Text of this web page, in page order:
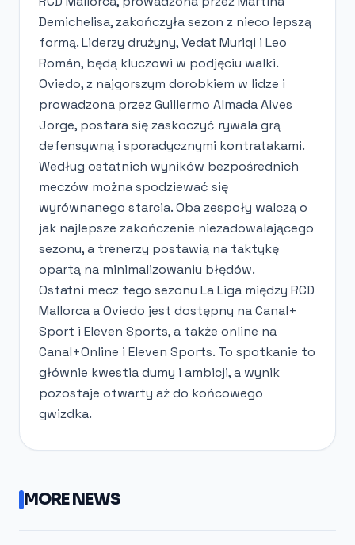
Demichelisa, zakończyła sezon z nieco lepszą
formą. Liderzy drużyny, Vedat Muriqi i Leo
Román, będą kluczowi w podjęciu walki.
Oviedo, z najgorszym dorobkiem w lidze i
prowadzona przez Guillermo Almada Alves
Jorge, postara się zaskoczyć rywala grą
defensywną i sporadycznymi kontratakami.
Według ostatnich wyników bezpośrednich
meczów można spodziewać się
wyrównanego starcia. Oba zespoły walczą o
jak najlepsze zakończenie niezadowalającego
sezonu, a trenerzy postawią na taktykę
opartą na minimalizowaniu błędów.
Ostatni mecz tego sezonu La Liga między RCD
Mallorca a Oviedo jest dostępny na Canal+
Sport i Eleven Sports, a także online na
Canal+Online i Eleven Sports. To spotkanie to
głównie kwestia dumy i ambicji, a wynik
pozostaje otwarty aż do końcowego
gwizdka.
MORE NEWS